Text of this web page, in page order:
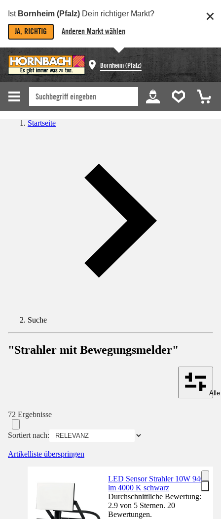
Ist Bornheim (Pfalz) Dein richtiger Markt?
JA, RICHTIG Anderen Markt wählen
Bornheim (Pfalz)
Startseite
Suche
"Strahler mit Bewegungsmelder"
72 Ergebnisse
Sortiert nach:
Artikelliste überspringen
LED Sensor Strahler 10W 940
lm 4000 K schwarz
Durchschnittliche Bewertung:
2.9 von 5 Sternen. 20
Bewertungen.